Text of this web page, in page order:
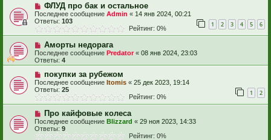
ФЛУД про бак и остальное
Последнее сообщение Admin « 14 янв 2024, 00:21
Ответы: 103 1 2 3 4 5 6
Рейтинг: 0%
Аморты недорага
Последнее сообщение Predator« 08 янв 2024, 23:03
Ответы: 4
покупки за рубежом
Последнее сообщение Itomis « 25 дек 2023, 19:14
Ответы: 25 1 2
Рейтинг: 0%
Про кайфовые колеса
Последнее сообщение Blizzard « 29 ноя 2023, 14:33
Ответы: 9
Рейтинг: 0%